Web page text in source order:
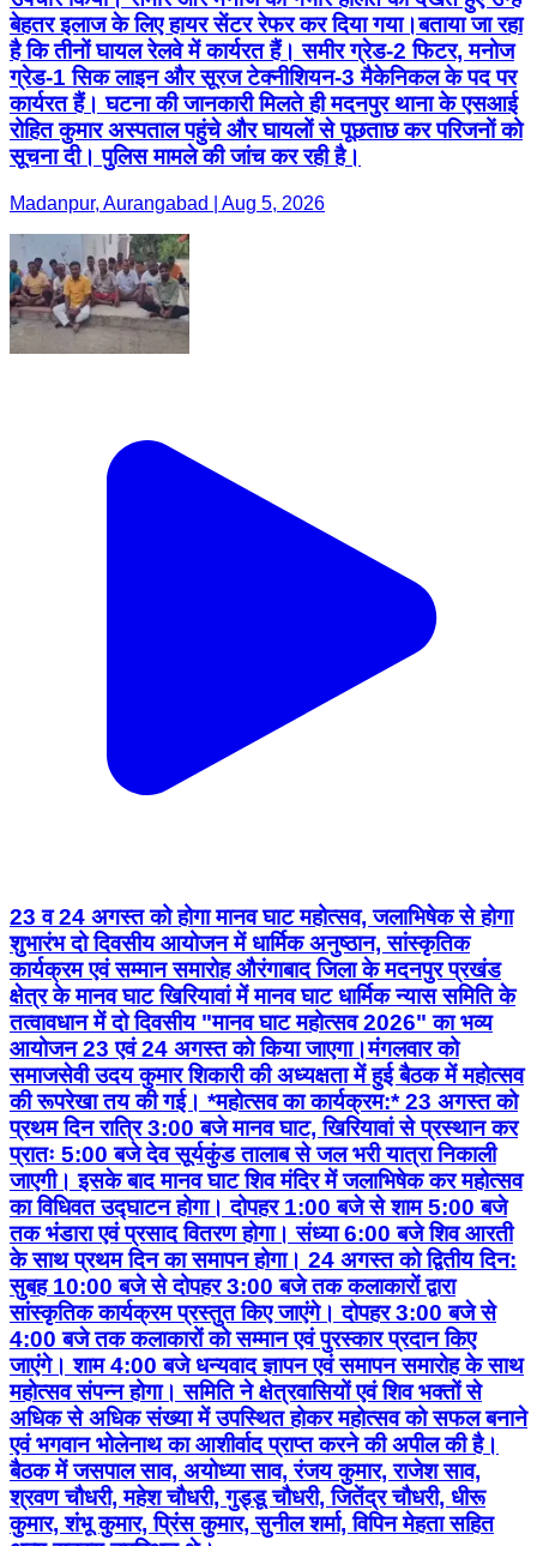
बेहतर इलाज के लिए हायर सेंटर रेफर कर दिया गया।बताया जा रहा
है कि तीनों घायल रेलवे में कार्यरत हैं। समीर ग्रेड-2 फिटर, मनोज
ग्रेड-1 सिक लाइन और सूरज टेक्नीशियन-3 मैकेनिकल के पद पर
कार्यरत हैं। घटना की जानकारी मिलते ही मदनपुर थाना के एसआई
रोहित कुमार अस्पताल पहुंचे और घायलों से पूछताछ कर परिजनों को
सूचना दी। पुलिस मामले की जांच कर रही है।
Madanpur, Aurangabad | Aug 5, 2026
23 व 24 अगस्त को होगा मानव घाट महोत्सव, जलाभिषेक से होगा
शुभारंभ दो दिवसीय आयोजन में धार्मिक अनुष्ठान, सांस्कृतिक
कार्यक्रम एवं सम्मान समारोह औरंगाबाद जिला के मदनपुर प्रखंड
क्षेत्र के मानव घाट खिरियावां में मानव घाट धार्मिक न्यास समिति के
तत्वावधान में दो दिवसीय "मानव घाट महोत्सव 2026" का भव्य
आयोजन 23 एवं 24 अगस्त को किया जाएगा।मंगलवार को
समाजसेवी उदय कुमार शिकारी की अध्यक्षता में हुई बैठक में महोत्सव
की रूपरेखा तय की गई। *महोत्सव का कार्यक्रम:* 23 अगस्त को
प्रथम दिन रात्रि 3:00 बजे मानव घाट, खिरियावां से प्रस्थान कर
प्रातः 5:00 बजे देव सूर्यकुंड तालाब से जल भरी यात्रा निकाली
जाएगी। इसके बाद मानव घाट शिव मंदिर में जलाभिषेक कर महोत्सव
का विधिवत उद्घाटन होगा। दोपहर 1:00 बजे से शाम 5:00 बजे
तक भंडारा एवं प्रसाद वितरण होगा। संध्या 6:00 बजे शिव आरती
के साथ प्रथम दिन का समापन होगा। 24 अगस्त को द्वितीय दिन:
सुबह 10:00 बजे से दोपहर 3:00 बजे तक कलाकारों द्वारा
सांस्कृतिक कार्यक्रम प्रस्तुत किए जाएंगे। दोपहर 3:00 बजे से
4:00 बजे तक कलाकारों को सम्मान एवं पुरस्कार प्रदान किए
जाएंगे। शाम 4:00 बजे धन्यवाद ज्ञापन एवं समापन समारोह के साथ
महोत्सव संपन्न होगा। समिति ने क्षेत्रवासियों एवं शिव भक्तों से
अधिक से अधिक संख्या में उपस्थित होकर महोत्सव को सफल बनाने
एवं भगवान भोलेनाथ का आशीर्वाद प्राप्त करने की अपील की है।
बैठक में जसपाल साव, अयोध्या साव, रंजय कुमार, राजेश साव,
श्रवण चौधरी, महेश चौधरी, गुड्डू चौधरी, जितेंद्र चौधरी, धीरू
कुमार, शंभू कुमार, प्रिंस कुमार, सुनील शर्मा, विपिन मेहता सहित